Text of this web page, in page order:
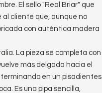
El sello "Real Briar" que
cliente que, aunque no
con auténtica madera
La pieza se completa con
más delgada hacia el
en un pisadientes
Es una pipa sencilla,